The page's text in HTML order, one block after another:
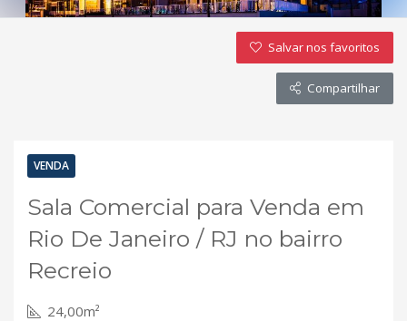
Salvar nos favoritos
Compartilhar
VENDA
Sala Comercial para Venda em
Rio De Janeiro / RJ no bairro
Recreio
24,00m²